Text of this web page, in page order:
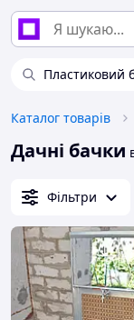
Пластиковий
Каталог товарів
Дачні бачки
Фільтри